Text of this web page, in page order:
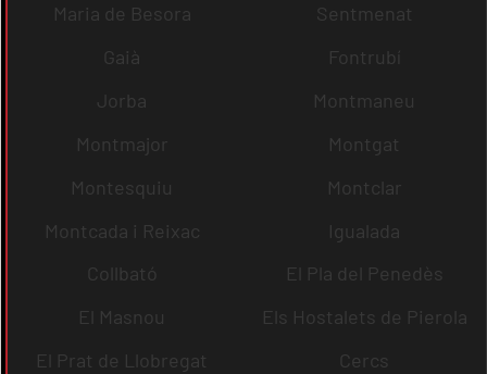
Maria de Besora
Sentmenat
Gaià
Fontrubí
Jorba
Montmaneu
Montmajor
Montgat
Montesquiu
Montclar
Montcada i Reixac
Igualada
Collbató
El Pla del Penedès
El Masnou
Els Hostalets de Pierola
El Prat de Llobregat
Cercs